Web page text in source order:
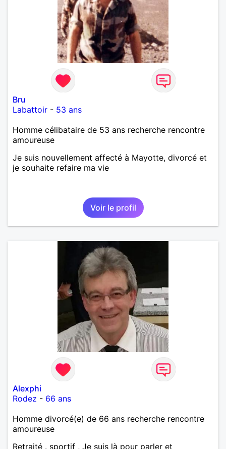
Bru
Labattoir - 53 ans
Homme célibataire de 53 ans recherche rencontre
amoureuse
Je suis nouvellement affecté à Mayotte, divorcé et
je souhaite refaire ma vie
Voir le profil
Alexphi
Rodez - 66 ans
Homme divorcé(e) de 66 ans recherche rencontre
amoureuse
Retraité . sportif , Je suis là pour parler et